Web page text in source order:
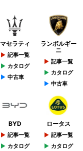
マセラティ
記事一覧
カタログ
中古車
ランボルギー
ニ
記事一覧
カタログ
中古車
BYD
記事一覧
カタログ
ロータス
記事一覧
カタログ